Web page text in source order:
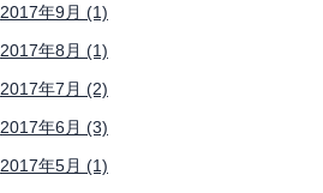
2017年9月 (1)
2017年8月 (1)
2017年7月 (2)
2017年6月 (3)
2017年5月 (1)